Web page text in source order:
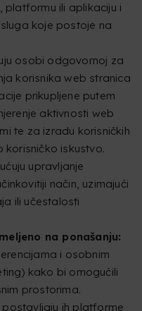
platformu ili aplikaciju i
koje postoje na
osobi odgovornoj za
korisnika web stranica
prikupljene putem
aktivnosti web
te za izradu korisničkih
iskustvo.
upravljanje
način, uzimajući
ili učestalosti
na ponašanju:
i osobnim
kako bi omogućili
prostorima.
postavljaju ih platforme